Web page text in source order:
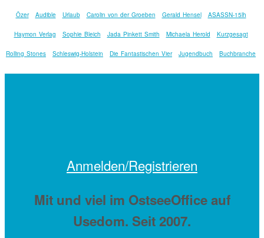
Özer Audible Urlaub Carolin von der Groeben Gerald Hensel ASASSN-15lh
Haymon Verlag Sophie Bleich Jada Pinkett Smith Michaela Herold Kurzgesagt
Rolling Stones Schleswig-Holstein Die Fantastischen Vier Jugendbuch Buchbranche
Anmelden/Registrieren
Mit und viel im OstseeOffice auf
Usedom. Seit 2007.